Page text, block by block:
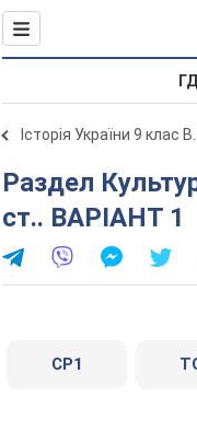
Історія України 9 клас
Раздел Культурне життя України в другій половині 19
ст.. ВАРІАНТ 1
СР1